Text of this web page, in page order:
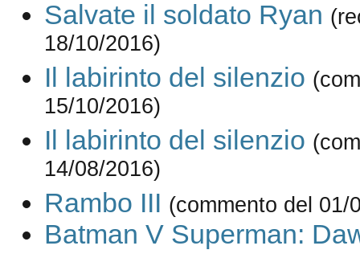
Salvate il soldato Ryan
18/10/2016)
Il labirinto del silenzio
15/10/2016)
Il labirinto del silenzio
14/08/2016)
Rambo III (commento del 01/
Batman V Superman: